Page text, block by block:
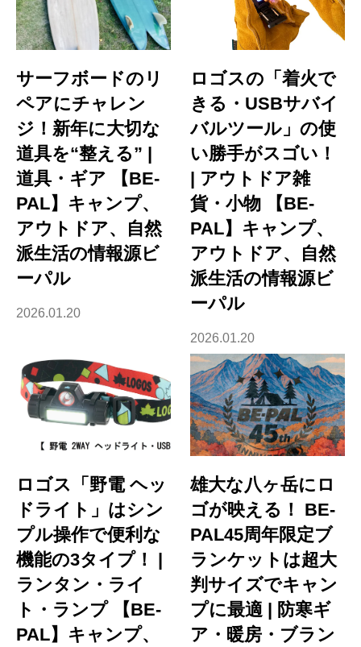
サーフボードのリ
ペアにチャレン
ジ！新年に大切な
道具を“整える” |
道具・ギア 【BE-
PAL】キャンプ、
アウトドア、自然
派生活の情報源ビ
ーパル
2026.01.20
ロゴスの「着火で
きる・USBサバイ
バルツール」の使
い勝手がスゴい！
| アウトドア雑
貨・小物 【BE-
PAL】キャンプ、
アウトドア、自然
派生活の情報源ビ
ーパル
2026.01.20
ロゴス「野電 ヘッ
ドライト」はシン
プル操作で便利な
機能の3タイプ！ |
ランタン・ライ
ト・ランプ 【BE-
PAL】キャンプ、
雄大な八ヶ岳にロ
ゴが映える！ BE-
PAL45周年限定ブ
ランケットは超大
判サイズでキャン
プに最適 | 防寒ギ
ア・暖房・ブラン